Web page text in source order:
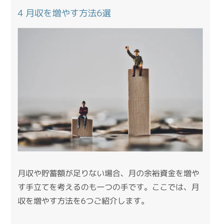
4 月収を増やす方法6選
月収や貯蓄額が足りない場合、月の余裕資金を増や
す手立てを考えるのも一つの手です。ここでは、月
収を増やす方法を6つご紹介します。